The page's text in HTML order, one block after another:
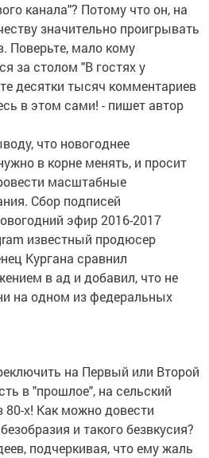
канала"? Потому что он, на
значительно проигрывать
Поверьте, мало кому
за столом "В гостях у
десятки тысяч комментариев
в этом сами! - пишет автор
что новогоднее
в корне менять, и просит
масштабные
Сбор подписей
эфир 2016-2017
известный продюсер
Кургана сравнил
в ад и добавил, что не
на одном из федеральных
на Первый или Второй
в "прошлое", на сельский
80-х! Как можно довести
и такого безвкусия?
подчеркивая, что ему жаль